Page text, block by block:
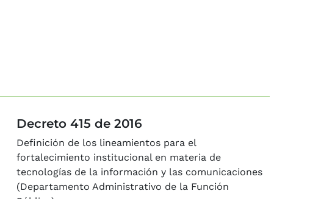
Decreto 415 de 2016
Definición de los lineamientos para el
fortalecimiento institucional en materia de
tecnologías de la información y las comunicaciones
(Departamento Administrativo de la Función